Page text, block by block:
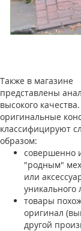
Также в магазине
представлены
высокого
оригинальные
классифицируют
образом:
совершенно
"родным"
или
уникального
товары
оригинал
другой